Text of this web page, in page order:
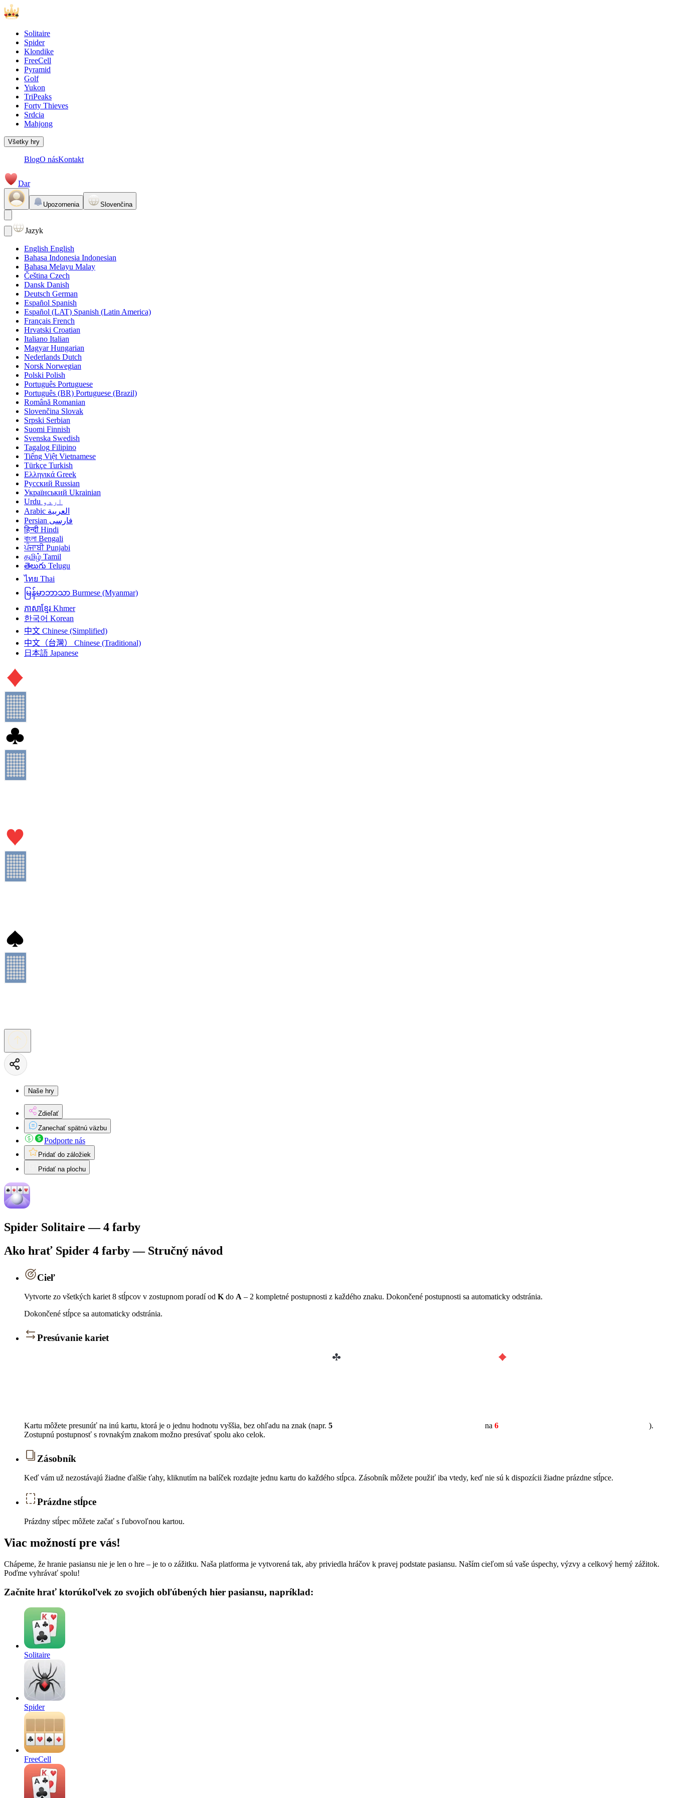
Solitaire
Spider
Klondike
FreeCell
Pyramid
Golf
Yukon
TriPeaks
Forty Thieves
Srdcia
Mahjong
Všetky hry
BlogO násKontakt
Dar
Upozornenia Slovenčina
Jazyk
English English
Bahasa Indonesia Indonesian
Bahasa Melayu Malay
Čeština Czech
Dansk Danish
Deutsch German
Español Spanish
Español (LAT) Spanish (Latin America)
Français French
Hrvatski Croatian
Italiano Italian
Magyar Hungarian
Nederlands Dutch
Norsk Norwegian
Polski Polish
Português Portuguese
Português (BR) Portuguese (Brazil)
Română Romanian
Slovenčina Slovak
Srpski Serbian
Suomi Finnish
Svenska Swedish
Tagalog Filipino
Tiếng Việt Vietnamese
Türkçe Turkish
Ελληνικά Greek
Русский Russian
Український Ukrainian
اردو Urdu
العربية Arabic
فارسی Persian
हिन्दी Hindi
বাংলা Bengali
ਪੰਜਾਬੀ Punjabi
தமிழ் Tamil
తెలుగు Telugu
ไทย Thai
မြန်မာဘာသာ Burmese (Myanmar)
ភាសាខ្មែរ Khmer
한국어 Korean
中文 Chinese (Simplified)
中文（台灣）
Chinese (Traditional)
日本語 Japanese
Naše hry
Zdieľať
Zanechať spätnú väzbu
Podporte nás
Pridať do záložiek
Pridať na plochu
Spider Solitaire — 4 farby
Ako hrať Spider 4 farby — Stručný návod
Cieľ
Vytvorte zo všetkých kariet 8 stĺpcov v zostupnom poradí od Kdo A – 2 kompletné postupnosti z každého znaku. Dokončené postupnosti sa automaticky odstránia.
Dokončené stĺpce sa automaticky odstránia.
Presúvanie kariet
Kartu môžete presunúť na inú kartu, ktorá je o jednu hodnotu vyššia, bez ohľadu na znak (napr. 5 na 6
).
Zostupnú postupnosť s rovnakým znakom možno presúvať spolu ako celok.
Zásobník
Keď vám už nezostávajú žiadne ďalšie ťahy, kliknutím na balíček rozdajte jednu kartu do každého stĺpca. Zásobník môžete použiť iba vtedy, keď nie sú k dispozícii žiadne prázdne stĺpce.
Prázdne stĺpce
Prázdny stĺpec môžete začať s ľubovoľnou kartou.
Viac možností pre vás!
Chápeme, že hranie pasiansu nie je len o hre – je to o zážitku. Naša platforma je vytvorená tak, aby priviedla hráčov k pravej podstate pasiansu. Naším cieľom sú vaše úspechy, výzvy a celkový herný zážitok.
Poďme vyhrávať spolu!
Začnite hrať ktorúkoľvek zo svojich obľúbených hier pasiansu, napríklad:
Solitaire
Spider
FreeCell